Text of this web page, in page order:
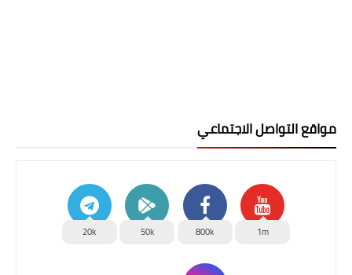
مواقع التواصل الاجتماعي
1m
800k
50k
20k